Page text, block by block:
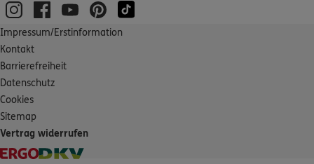
Impressum/Erstinformation
Kontakt
Barrierefreiheit
Datenschutz
Cookies
Sitemap
Vertrag widerrufen